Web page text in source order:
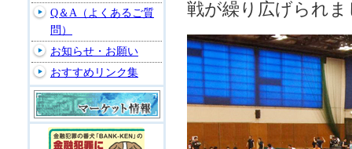
戦が繰り広げられま
Q＆A（よくあるご質
問）
お知らせ・お願い
おすすめリンク集